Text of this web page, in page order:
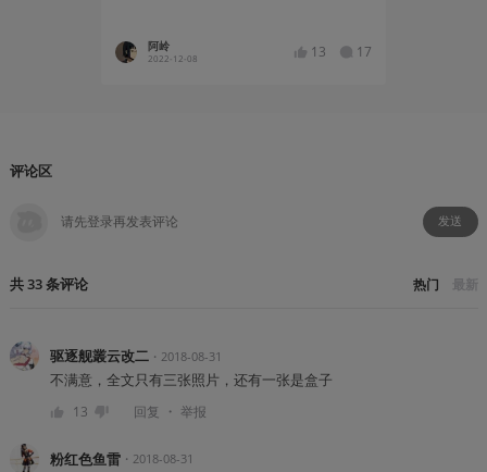
阿岭
2022-12-08 13 17
评论区
发送
共33条评论 热门 最新
驱逐舰叢云改二・ 2018-08-31
不满意，全文只有三张照片，还有一张是盒子
13 回复 ・ 举报
粉红色鱼雷・ 2018-08-31